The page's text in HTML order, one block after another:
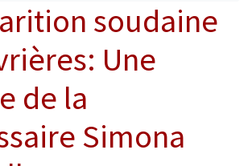
soudaine
Une
de la
Simona